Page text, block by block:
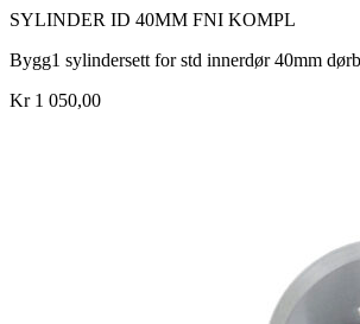
SYLINDER ID 40MM FNI KOMPL
Bygg1 sylindersett for std innerdør 40mm
Kr 1 050,00